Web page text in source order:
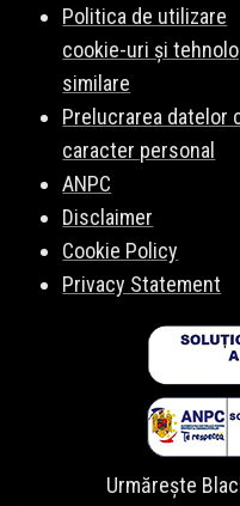
Politica de utilizare
cookie-uri și
similare
Prelucrarea datelor
caracter personal
ANPC
Disclaimer
Cookie Policy
Privacy Statement
Urmărește